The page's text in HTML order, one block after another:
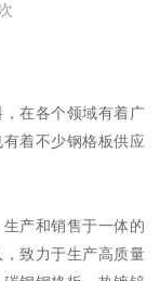
在各个领域有着广
着不少钢格板供应
产和销售于一体的
致力于生产高质量